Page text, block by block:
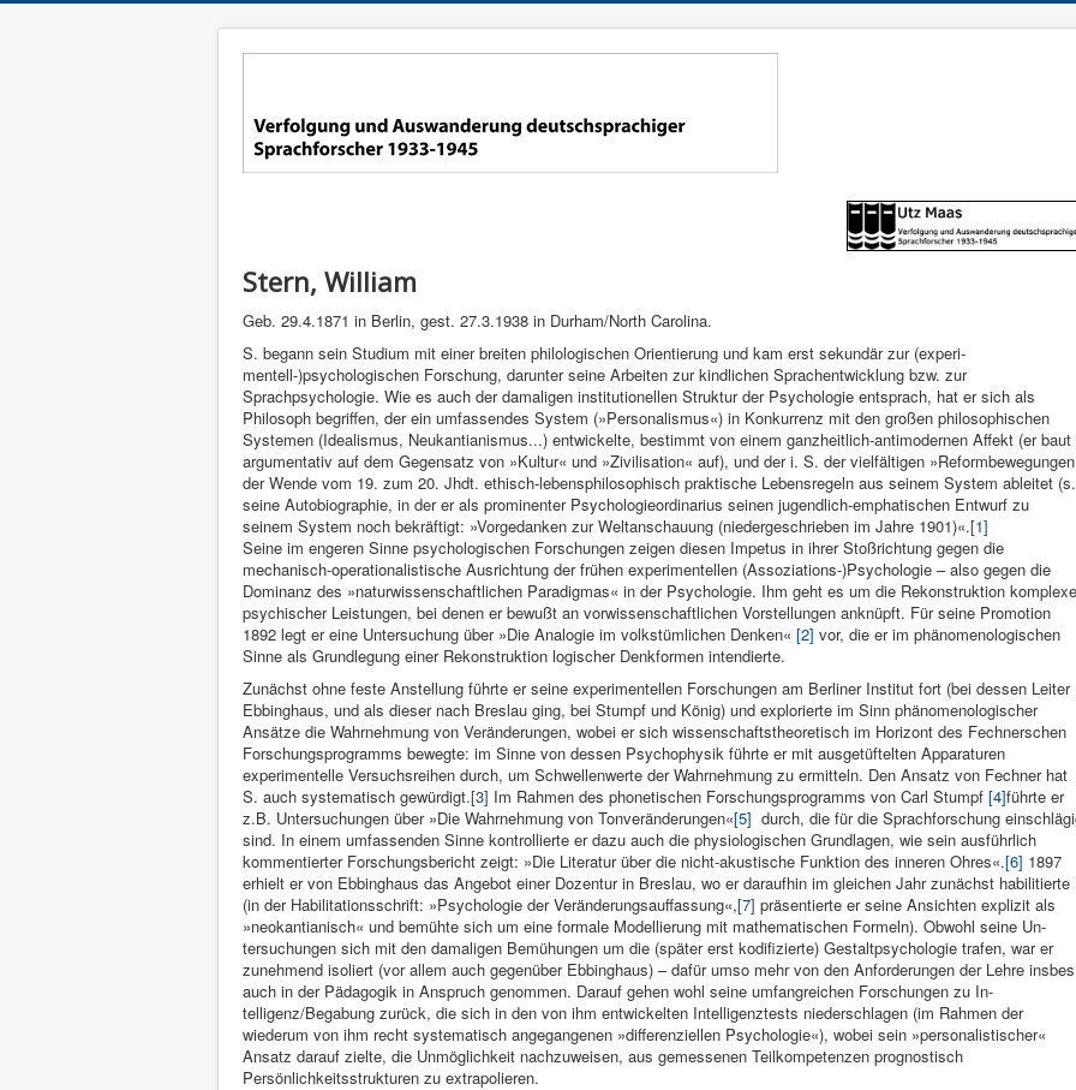
Stern, William
Geb. 29.4.1871 in Berlin, gest. 27.3.1938 in Durham/North Carolina.
S. begann sein Studium mit einer brei­ten philologischen Orientierung und kam erst sekundär zur (experi­
mentell-)psychologischen Forschung, darunter seine Arbeiten zur kindlichen Sprachentwicklung bzw. zur
Sprachpsycholo­gie. Wie es auch der damaligen institutionellen Struktur der Psychologie entsprach, hat er sich als
Philosoph begrif­fen, der ein um­fassendes System (»Personalismus«) in Konkurrenz mit den großen philosophischen
Systemen (Idealismus, Neukantianis­mus...) entwic­kelte, bestimmt von einem ganzheit­lich-antimodernen Affekt (er baut
argumentativ auf dem Gegensatz von »Kultur« und »Zivilisation« auf), und der i. S. der vielfältigen
der Wende vom 19. zum 20. Jhdt. ethisch-lebensphiloso­phisch praktische Le­bensregeln aus seinem System ableitet (s.
seine Autobiographie, in der er als prominenter Psychologieordi­narius seinen jugend­lich-emphatischen Entwurf zu
seinem System noch bekräftigt: »Vor­gedanken zur Weltanschauung (niedergeschrieben im Jahre 1901)«.[1]
Seine im engeren Sinne psychologischen Forschungen zeigen diesen Impetus in ihrer Stoßrichtung gegen die
mechanisch-operationalistische Ausrichtung der frühen experimentellen (Asso­ziations-)Psychologie – also ge­gen die
Dominanz des »naturwissen­schaftlichen Paradigmas« in der Psychologie. Ihm geht es um die Rekonstruktion
psychi­scher Leistungen, bei denen er be­wußt an vorwissenschaftlichen Vorstellungen anknüpft. Für seine Promotion
1892 legt er eine Un­tersuchung über »Die Analogie im volkstümlichen Denken« [2] vor, die er im phänomenologischen
Sinne als Grundlegung einer Rekonstruktion logischer Denkformen intendierte.
Zunächst ohne feste Anstellung führte er seine experimentellen For­schungen am Berliner Institut fort (bei dessen Leiter
Ebbinghaus, und als dieser nach Breslau ging, bei Stumpf und König) und explo­rierte im Sinn phänomenologi­scher
Ansätze die Wahrnehmung von Ver­änderungen, wobei er sich wissenschaftstheoretisch im Horizont des Fechnerschen
Forschungsprogramms bewegte: im Sinne von dessen Psychophysik führte er mit ausgetüftelten Apparaturen
experimentelle Versuchsreihen durch, um Schwellenwerte der Wahrnehmung zu ermitteln. Den Ansatz von Fechner hat
S. auch systematisch gewürdigt.[3] Im Rahmen des phonetischen Forschungsprogramms von Carl Stumpf [4]führte er
z.B. Untersuchungen über »Die Wahrnehmung von Tonveränderungen«[5] durch, die für die Sprachforschung
sind. In einem umfassenden Sinne kontrollierte er dazu auch die physiologischen Grundlagen, wie sein ausführlich
kommentierter Forschungsbericht zeigt: »Die Literatur über die nicht-akustische Funktion des inneren Ohres«.[6] 1897
erhielt er von Ebbinghaus das Angebot einer Dozentur in Breslau, wo er daraufhin im gleichen Jahr zunächst habilitierte
(in der Habilitationsschrift: »Psychologie der Veränderungsauffassung«,[7] präsentierte er seine Ansichten explizit als
»neokantianisch« und bemühte sich um eine formale Modellierung mit mathematischen Formeln). Obwohl seine Un­
tersuchungen sich mit den damali­gen Bemühungen um die (später erst kodifizierte) Gestaltpsycho­logie trafen, war er
zunehmend isoliert (vor allem auch gegenüber Eb­binghaus) – dafür umso mehr von den Anforderungen der Lehre
auch in der Pädagogik in Anspruch genommen. Darauf gehen wohl seine umfangreichen Forschungen zu In­
telligenz/Begabung zurück, die sich in den von ihm entwic­kelten Intelligenztests nie­derschlagen (im Rahmen der
wiederum von ihm recht systematisch an­gegangenen »differenziellen Psycholo­gie«), wobei sein »personalistischer«
Ansatz darauf zielte, die Unmöglichkeit nachzuweisen, aus gemessenen Teilkompetenzen prognostisch
Persönlichkeitsstrukturen zu extrapolieren.